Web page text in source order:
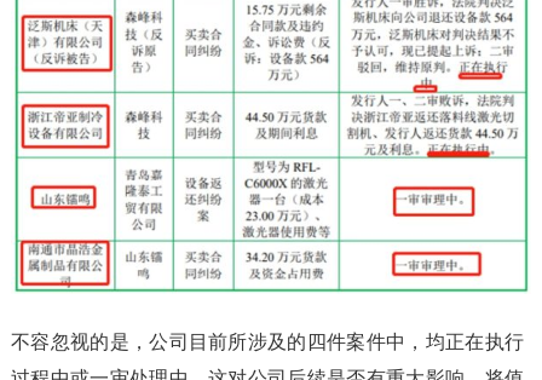
不容忽视的是，公司目前所涉及的四件案件中，均正在执行